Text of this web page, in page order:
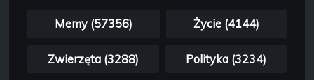
Memy (57356) Życie (4144)
Zwierzęta (3288) Polityka (3234)